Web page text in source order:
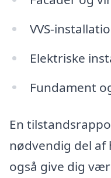
VVS-
Elektriske
Fundament
En
nødvendig del af
også give dig